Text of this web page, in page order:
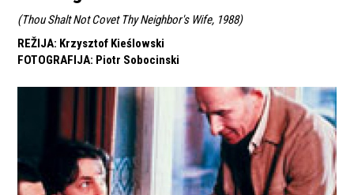
(Thou Shalt Not Covet Thy Neighbor's Wife, 1988)
REŽIJA: Krzysztof Kieślowski
FOTOGRAFIJA: Piotr Sobocinski